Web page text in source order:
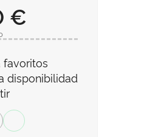
€
favoritos
disponibilidad